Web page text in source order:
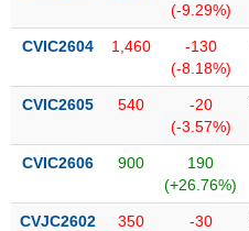
(-9.29%)
CVIC2604 1,460
-130
(-8.18%)
CVIC2605 540
-20
(-3.57%)
CVIC2606 900
190
(+26.76%)
CVJC2602 350
-30
tài
chính